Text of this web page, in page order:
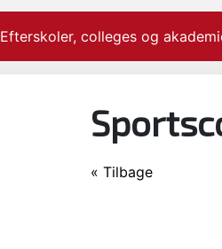
Efterskoler, colleges og
« Tilbage